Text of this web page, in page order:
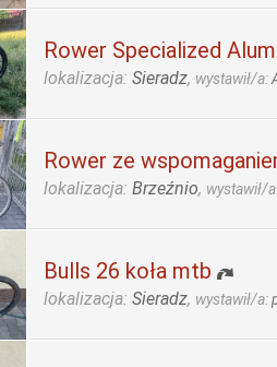
Rower Specialized
lokalizacja: Sieradz, wystawił/a:
Rower ze
lokalizacja: Brzeźnio, wystawił/
Bulls 26 koła mtb
lokalizacja: Sieradz, wystawił/a: